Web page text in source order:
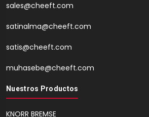
sales@cheeft.com
satinalma@cheeft.com
satis@cheeft.com
muhasebe@cheeft.com
Nuestros Productos
KNORR BREMSE